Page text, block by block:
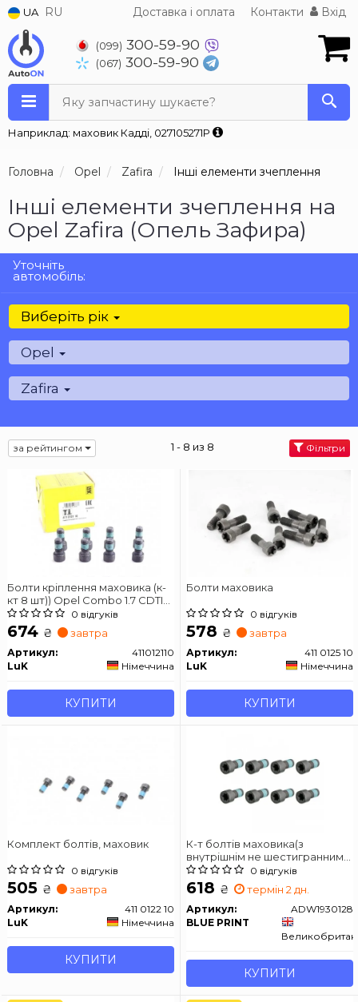
UA RU Доставка і оплата Контакти Вхід
(099) 300-59-90
(067) 300-59-90
Яку запчастину шукаєте?
Наприклад: маховик Кадді, 027105271P
Головна Opel Zafira Інші елементи зчеплення
Інші елементи зчеплення на
Opel Zafira (Опель Зафира)
Уточніть
автомобіль:
Виберіть рік
Opel
Zafira
за рейтингом 1 - 8 из 8 Фільтри
Болти кріплення маховика (к-
кт 8 шт)) Opel Combo 1.7 CDTI
04-
0 відгуків
674 ₴ завтра
Артикул:
411012110
LuK
Німеччина
КУПИТИ
Болти маховика
0 відгуків
578 ₴ завтра
Артикул:
411 0125 10
LuK
Німеччина
КУПИТИ
Комплект болтів, маховик
0 відгуків
505 ₴ завтра
Артикул:
411 0122 10
LuK
Німеччина
КУПИТИ
К-т болтів маховика(з
внутрішнім не шестигранним
шліцем)
0 відгуків
618 ₴ термін 2 дн.
Артикул:
ADW1930128
BLUE PRINT
КУПИТИ